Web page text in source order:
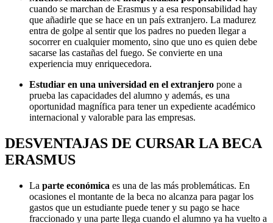
cuando se marchan de Erasmus y a esa responsabilidad hay
que añadirle que se hace en un país extranjero. La madurez
entra de golpe al sentir que los padres no pueden llegar a
socorrer en cualquier momento, sino que uno es quien debe
sacarse las castañas del fuego. Se convierte en una
experiencia muy enriquecedora.
Estudiar en una universidad en el extranjero pone a
prueba las capacidades del alumno y además, es una
oportunidad magnífica para tener un expediente académico
internacional y valorable para las empresas.
DESVENTAJAS DE CURSAR LA BECA
ERASMUS
La parte económica es una de las más problemáticas. En
ocasiones el montante de la beca no alcanza para pagar los
gastos que un estudiante puede tener y su pago se hace
fraccionado y una parte llega cuando el alumno ya ha vuelto a